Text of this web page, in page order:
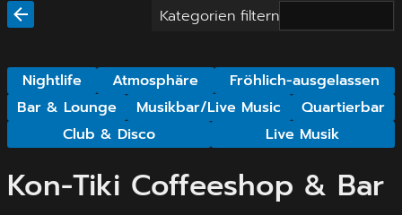
Kategorien filtern
Nightlife Atmosphäre
Fröhlich-ausgelassen
Bar & Lounge
Musikbar/Live Music
Quartierbar
Club & Disco
Live Musik
Kon-Tiki Coffeeshop & Bar